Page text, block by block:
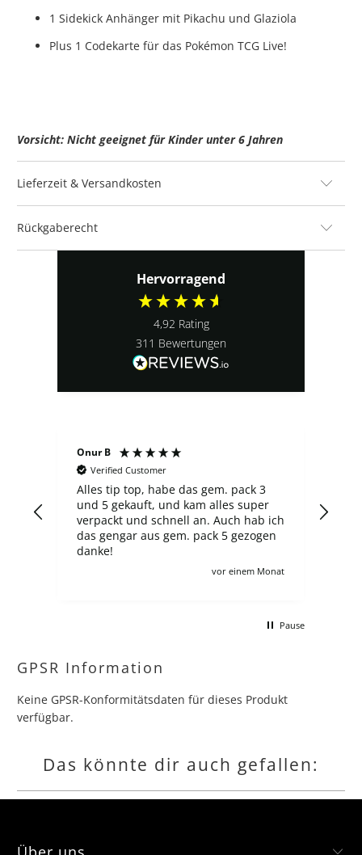
1 Sidekick Anhänger mit Pikachu und Glaziola
Plus 1 Codekarte für das PokémonTCG Live!
Vorsicht: Nicht geeignet für Kinder unter 6 Jahren
Lieferzeit & Versandkosten
Rückgaberecht
Hervorragend
4,92 Rating
311 Bewertungen
Onur B
Verified Customer
Alles tip top, habe das gem. pack 3
und 5 gekauft, und kam alles super
verpackt und schnell an. Auch hab ich
das gengar aus gem. pack 5 gezogen
danke!
vor einem Monat
Pause
GPSR Information
Keine GPSR-Konformitätsdaten für dieses Produkt
verfügbar.
Das könnte dir auch gefallen: